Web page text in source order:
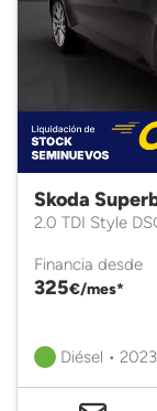
Skoda
2.0 TDI Style
Financia desde
325€/mes*
Diésel •